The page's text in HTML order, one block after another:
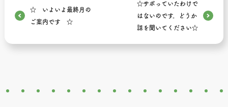
☆ いよいよ最終月の
ご案内です ☆
☆サボっていたわけで
はないのです。どうか
話を聞いてください☆